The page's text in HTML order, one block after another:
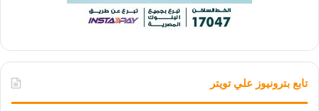
تابع بترونيوز علي تويتر